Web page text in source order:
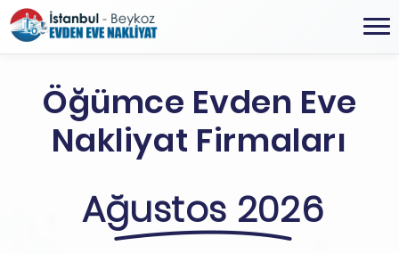
Öğümce Evden Eve
Nakliyat Firmaları
Ağustos 2026